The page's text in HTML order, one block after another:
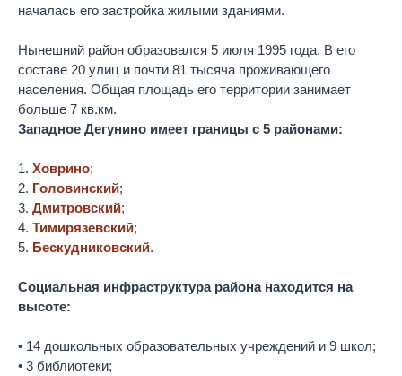
началась его застройка жилыми зданиями.
Нынешний район образовался 5 июля 1995 года. В его
составе 20 улиц и почти 81 тысяча проживающего
населения. Общая площадь его территории занимает
больше 7 кв.км.
Западное Дегунино имеет границы с 5 районами:
1. Ховрино;
2. Головинский;
3. Дмитровский;
4. Тимирязевский;
5. Бескудниковский.
Социальная инфраструктура района находится на
высоте:
• 14 дошкольных образовательных учреждений и 9 школ;
• 3 библиотеки;